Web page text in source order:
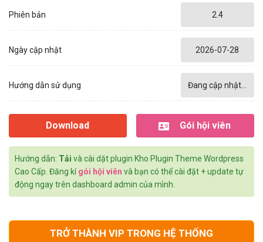
Phiên bản 2.4
Ngày cập nhật 2026-07-28
Hướng dẫn sử dụng Đang cập nhật...
Download Gói hội viên
Hướng dẫn: Tải và cài dặt plugin Kho Plugin Theme Wordpress
Cao Cấp. Đăng kígói hội viên và bạn có thể cài đặt + update tự
động ngay trên dashboard admin của mình.
TRỞ THÀNH VIP TRONG HỆ THỐNG